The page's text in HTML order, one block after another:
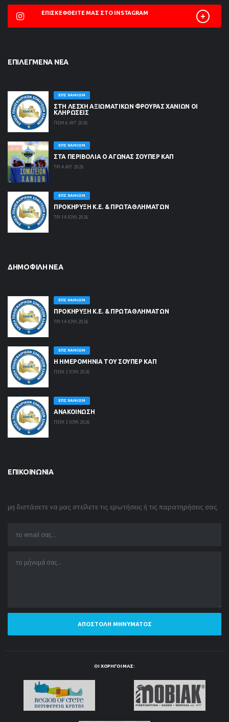
ΕΠΙΣΚΕΦΘΕΊΤΕ ΜΑΣ ΣΤΟ INSTAGRAM
ΕΠΙΛΕΓΜΈΝΑ ΝΈΑ
ΕΠΣ ΧΑΝΊΩΝ
ΣΤΗ ΛΈΣΧΗ ΑΞΙΩΜΑΤΙΚΏΝ ΦΡΟΥΡΆΣ ΧΑΝΊΩΝ ΟΙ
ΚΛΗΡΏΣΕΙΣ
ΠΕΜ 6 ΑΥΓ 2026
ΕΠΣ ΧΑΝΊΩΝ
ΣΤΑ ΠΕΡΙΒΟΛΙΑ Ο ΑΓΩΝΑΣ ΣΟΥΠΕΡ ΚΑΠ
ΤΡΙ 4 ΑΥΓ 2026
ΕΠΣ ΧΑΝΊΩΝ
ΠΡΟΚΗΡΥΞΗ Κ.Ε. & ΠΡΩΤΑΘΛΗΜΑΤΩΝ
ΤΡΙ 14 ΙΟΥΛ 2026
ΔΗΜΟΦΙΛΉ ΝΈΑ
ΕΠΣ ΧΑΝΊΩΝ
ΠΡΟΚΗΡΥΞΗ Κ.Ε. & ΠΡΩΤΑΘΛΗΜΑΤΩΝ
ΤΡΙ 14 ΙΟΥΛ 2026
ΕΠΣ ΧΑΝΊΩΝ
Η ΗΜΕΡΟΜΗΝΙΑ ΤΟΥ ΣΟΥΠΕΡ ΚΑΠ
ΠΕΜ 2 ΙΟΥΛ 2026
ΕΠΣ ΧΑΝΊΩΝ
ΑΝΑΚΟΙΝΩΣΗ
ΠΕΜ 2 ΙΟΥΛ 2026
ΕΠΙΚΟΙΝΩΝΊΑ
μη διστάσετε να μας στείλετε τις ερωτήσεις ή τις παρατηρήσεις σας
ΑΠΟΣΤΟΛΉ ΜΗΝΎΜΑΤΟΣ
ΟΙ ΧΟΡΗΓΟΊ ΜΑΣ: